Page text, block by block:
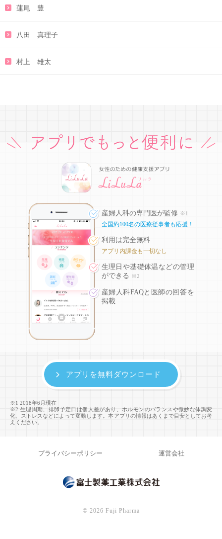
蓮尾 豊
八田 真理子
村上 雄太
産婦人科の専門医が監修 ※1
全国約100名の医療従事者も応援！
利用は完全無料
アプリ内課金も一切なし
生理日や基礎体温などの管理
ができる
※2
産婦人科FAQと医師の回答を
掲載
※1 2018年6月現在
※2 生理周期、排卵予定日は個人差があり、ホルモンのバランスや微妙な体調変
化、ストレスなどによって変動します。本アプリの情報はあくまで目安としてお考
えください。
アプリを無料ダウンロード
プライバシーポリシー 運営会社
© 2026 Fuji Pharma